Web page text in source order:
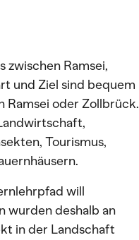
Ramsei,
und Ziel sind bequem
Ramsei oder Zollbrück.
Tourismus,
will
wurden deshalb an
in der Landschaft